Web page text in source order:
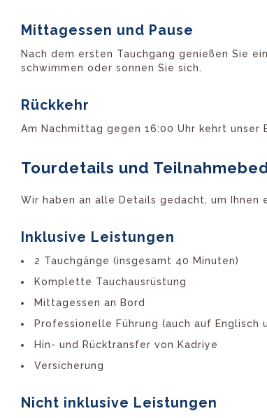
Mittagessen und Pause
Nach dem ersten Tauchgang genießen Sie
schwimmen oder sonnen Sie sich.
Rückkehr
Am Nachmittag gegen 16:00 Uhr kehrt
Tourdetails und
Wir haben an alle Details gedacht, um Ihnen
Inklusive Leistungen
2 Tauchgänge (insgesamt 40 Minuten)
Komplette Tauchausrüstung
Mittagessen an Bord
Professionelle Führung (auch auf Englisch
Hin- und Rücktransfer von Kadriye
Versicherung
Nicht inklusive Leistungen